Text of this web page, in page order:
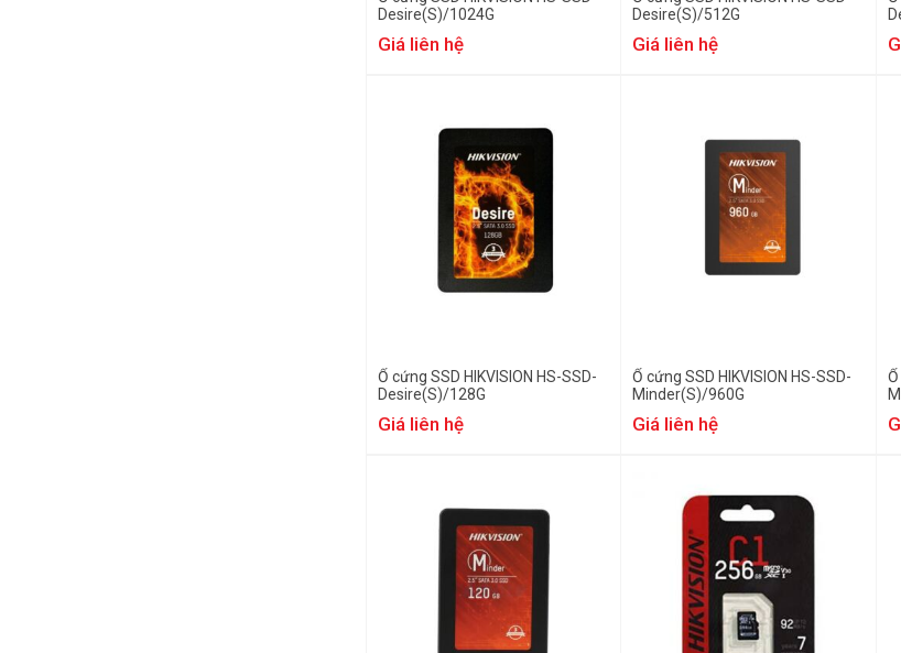
Desire(S)/1024G
Giá liên hệ
Desire(S)/512G
Giá liên hệ
Ổ cứng SSD HIKVISION HS-SSD-
Desire(S)/128G
Giá liên hệ
Ổ cứng SSD HIKVISION HS-SSD-
Minder(S)/960G
Giá liên hệ